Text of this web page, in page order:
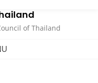
of Thailand